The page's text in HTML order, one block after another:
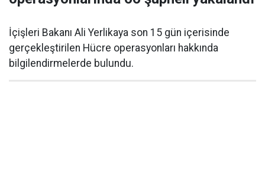
İçişleri Bakanı Ali Yerlikaya son 15 gün içerisinde
gerçekleştirilen Hücre operasyonları hakkında
bilgilendirmelerde bulundu.